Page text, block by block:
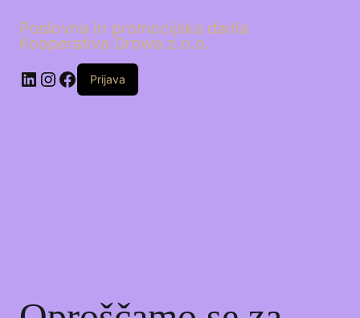
Poslovna in promocijska darila
Kooperativa Drowa z.o.o.
LinkedIn
Instagram
Facebook
Prijava